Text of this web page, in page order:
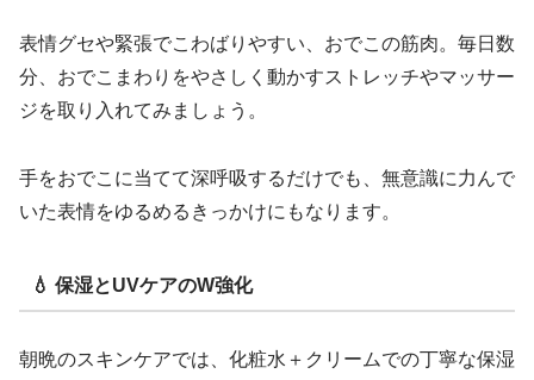
表情グセや緊張でこわばりやすい、おでこの筋肉。毎日数
分、おでこまわりをやさしく動かすストレッチやマッサー
ジを取り入れてみましょう。
手をおでこに当てて深呼吸するだけでも、無意識に力んで
いた表情をゆるめるきっかけにもなります。
💧 保湿とUVケアのW強化
朝晩のスキンケアでは、化粧水＋クリームでの丁寧な保湿